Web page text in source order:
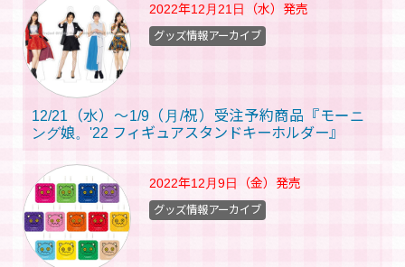
2022年12月21日（水） 発売
12/21（水）～1/9（月/祝）受注予約商品『モーニ
ング娘。'22 フィギュアスタンドキーホルダー』
グッズ情報アーカイブ
2022年12月9日（金） 発売
グッズ情報アーカイブ